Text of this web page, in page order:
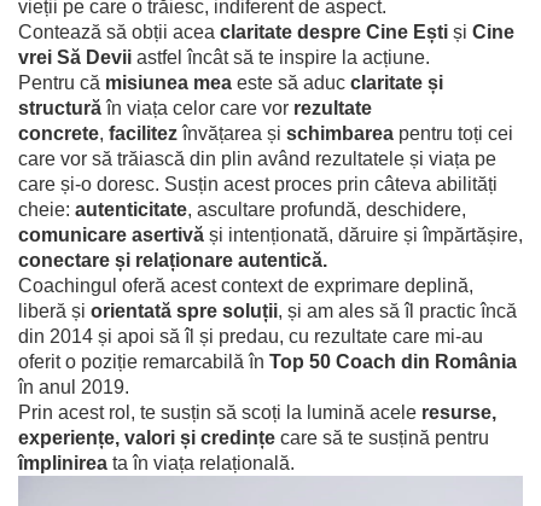
vieții pe care o trăiesc, indiferent de aspect.
Contează să obții acea claritate despre Cine Ești și Cine
vrei Să Devii astfel încât să te inspire la acțiune.
Pentru că misiunea mea este să aduc claritate și
structurăîn viața celor care vor rezultate
concrete, facilitezînvățarea și schimbarea pentru toți cei
care vor să trăiască din plin având rezultatele și viața pe
care și-o doresc. Susțin acest proces prin câteva abilități
cheie: autenticitate, ascultare profundă, deschidere,
comunicare asertivă și intenționată, dăruire și împărtășire,
conectare și relaționare autentică.
Coachingul oferă acest context de exprimare deplină,
liberă și orientată spre soluții, și am ales să îl practic încă
din 2014 și apoi să îl și predau, cu rezultate care mi-au
oferit o poziție remarcabilă în Top 50 Coach din România
în anul 2019.
Prin acest rol, te susțin să scoți la lumină acele resurse,
experiențe, valori și credințe care să te susțină pentru
împlinirea ta în viața relațională.